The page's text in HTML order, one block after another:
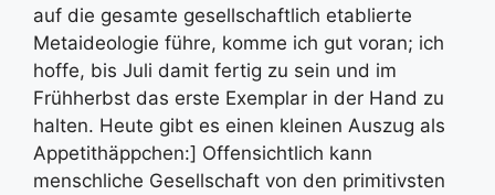
auf die gesamte gesellschaftlich etablierte
Metaideologie führe, komme ich gut voran; ich
hoffe, bis Juli damit fertig zu sein und im
Frühherbst das erste Exemplar in der Hand zu
halten. Heute gibt es einen kleinen Auszug als
Appetithäppchen:] Offensichtlich kann
menschliche Gesellschaft von den primitivsten